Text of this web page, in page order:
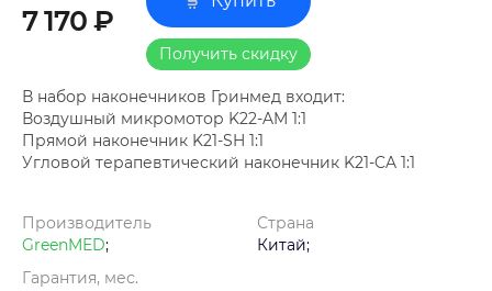
7 170 ₽
Получить скидку
В набор наконечников Гринмед входит:
Воздушный микромотор K22-AM 1:1
Прямой наконечник K21-SH 1:1
Угловой терапевтический наконечник K21-CA 1:1
Производитель
GreenMED;
Страна
Китай;
Гарантия, мес.